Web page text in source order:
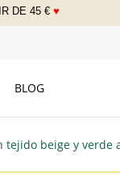
DE 45 € ♥
BLOG
beige y verde